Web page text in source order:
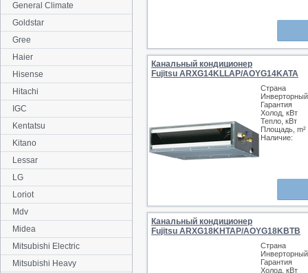
Канальный кондиционер
Fujitsu ARXG14KLLAP/AOYG14KATA
Страна
Инверторный
Гарантия
Холод, кВт
Тепло, кВт
Площадь, m²
Наличие:
Канальный кондиционер
Fujitsu ARXG18KHTAP/AOYG18KBTB
Страна
Инверторный
Гарантия
Холод, кВт
General Climate
Goldstar
Gree
Haier
Hisense
Hitachi
IGC
Kentatsu
Kitano
Lessar
LG
Loriot
Mdv
Midea
Mitsubishi Electric
Mitsubishi Heavy